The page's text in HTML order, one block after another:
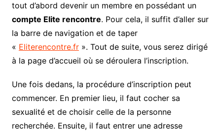
tout d’abord devenir un membre en possédant un
compte Elite rencontre. Pour cela, il suffit d’aller sur
la barre de navigation et de taper
« Eliterencontre.fr». Tout de suite, vous serez dirigé
à la page d’accueil où se déroulera l’inscription.
Une fois dedans, la procédure d’inscription peut
commencer. En premier lieu, il faut cocher sa
sexualité et de choisir celle de la personne
recherchée. Ensuite, il faut entrer une adresse